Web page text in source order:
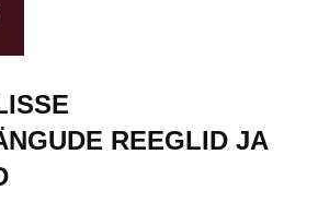
REEGLID JA